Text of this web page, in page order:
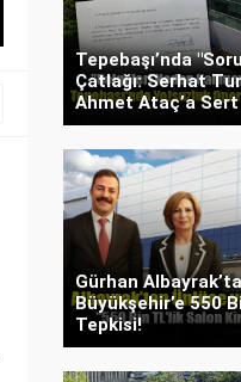
Tepebaşı’nda
Çatlağı: Serhat
Ahmet Ataç’a Sert
Gürhan
Büyükşehir’e 550
Tepkisi!